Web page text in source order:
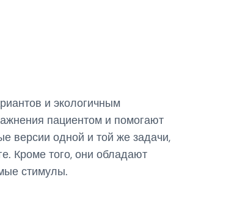
и экологичным
пациентом и помогают
версии одной и той же задачи,
Кроме того, они обладают
стимулы.